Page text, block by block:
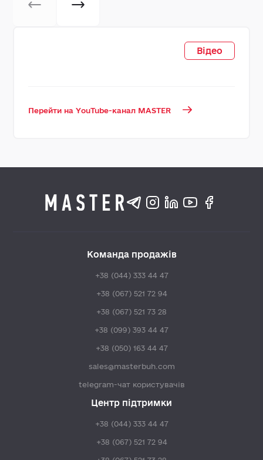
Відео
Перейти на YouTube-канал MASTER
Команда продажів
+38 (044) 333 44 47
+38 (067) 521 72 94
+38 (067) 521 73 28
+38 (099) 393 44 47
+38 (050) 163 44 47
sales@masterbuh.com
telegram-чат користувачів
Центр підтримки
+38 (044) 333 44 47
+38 (067) 521 72 94